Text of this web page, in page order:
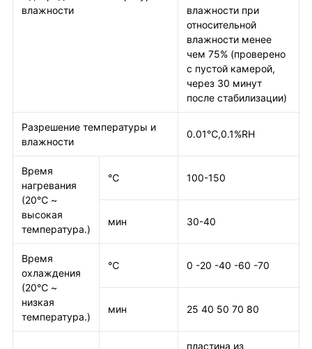
влажности
влажности при
относительной
влажности менее
чем 75% (проверено
с пустой камерой,
через 30 минут
после стабилизации)
Разрешение температуры и
влажности
0.01℃,0.1%RH
Время
нагревания
(20℃ ~
высокая
температура.)
℃ 100-150
мин 30-40
Время
охлаждения
(20℃ ~
низкая
температура.)
℃ 0 -20 -40 -60 -70
мин 25 40 50 70 80
пластина из